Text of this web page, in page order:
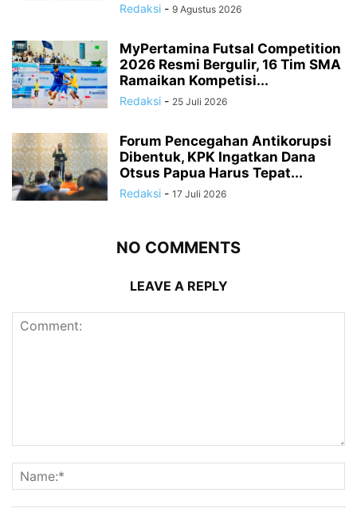
Redaksi - 9 Agustus 2026
MyPertamina Futsal Competition
2026 Resmi Bergulir, 16 Tim SMA
Ramaikan Kompetisi...
Redaksi - 25 Juli 2026
Forum Pencegahan Antikorupsi
Dibentuk, KPK Ingatkan Dana
Otsus Papua Harus Tepat...
Redaksi - 17 Juli 2026
NO COMMENTS
LEAVE A REPLY